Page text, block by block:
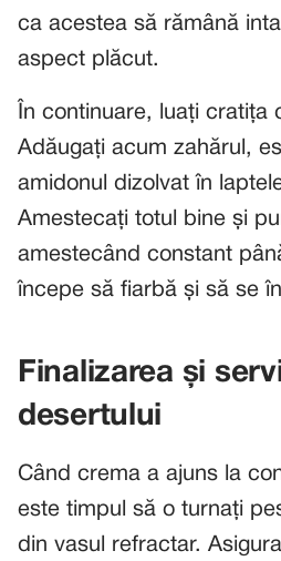
ca acestea să rămână
aspect plăcut.
În continuare, luați cratița
Adăugați acum zahărul,
amidonul dizolvat în
Amestecați totul bine și
amestecând constant
începe să fiarbă și să se
Finalizarea și
desertului
Când crema a ajuns la
este timpul să o turnați
din vasul refractar.